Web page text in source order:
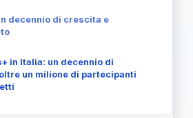
decennio di crescita e
in Italia: un decennio di
un milione di partecipanti